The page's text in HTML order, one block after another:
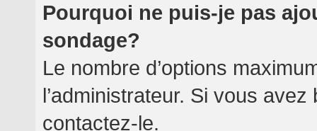
Pourquoi ne puis-je pas
sondage?
Le nombre d’options
l’administrateur. Si vous
contactez-le.